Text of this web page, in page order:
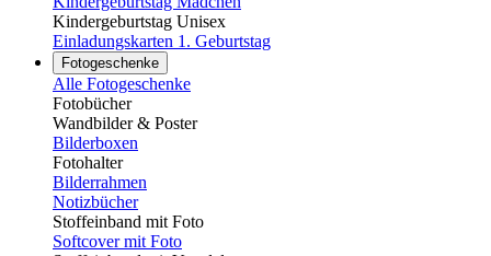
Kindergeburtstag Unisex
Einladungskarten 1. Geburtstag
Fotogeschenke
Alle Fotogeschenke
Fotobücher
Wandbilder & Poster
Bilderboxen
Fotohalter
Bilderrahmen
Notizbücher
Stoffeinband mit Foto
Softcover mit Foto